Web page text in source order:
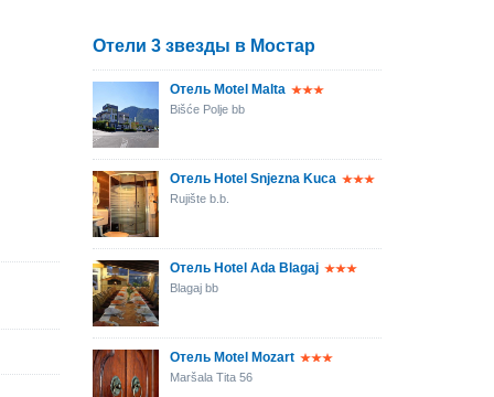
Отели 3 звезды в Мостар
Отель Motel Malta
Bišće Polje bb
Отель Hotel Snjezna Kuca
Rujište b.b.
Отель Hotel Ada Blagaj
Blagaj bb
Отель Motel Mozart
Maršala Tita 56